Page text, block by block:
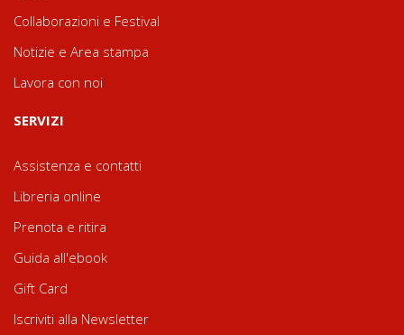
Collaborazioni e Festival
Notizie e Area stampa
Lavora con noi
SERVIZI
Assistenza e contatti
Libreria online
Prenota e ritira
Guida all'ebook
Gift Card
Iscriviti alla Newsletter